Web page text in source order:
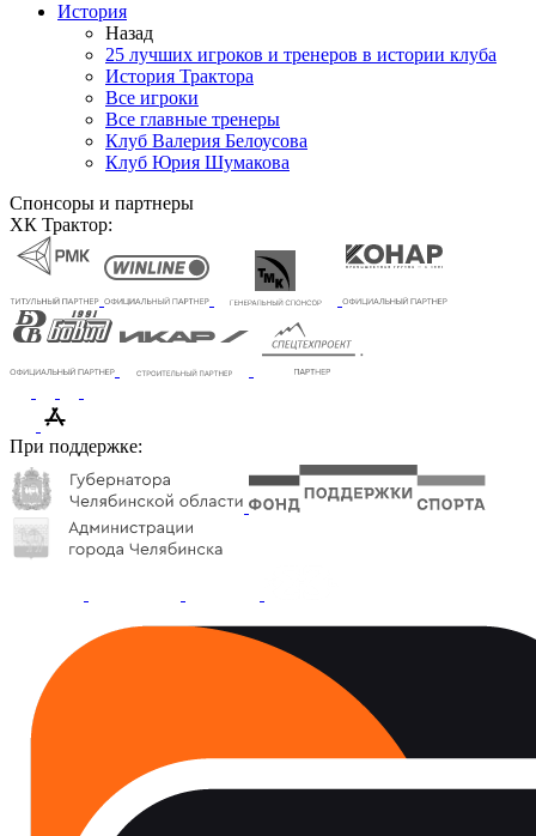
История
Назад
25 лучших игроков и тренеров в истории клуба
История Трактора
Все игроки
Все главные тренеры
Клуб Валерия Белоусова
Клуб Юрия Шумакова
Спонсоры и партнеры
ХК Трактор:
При поддержке: